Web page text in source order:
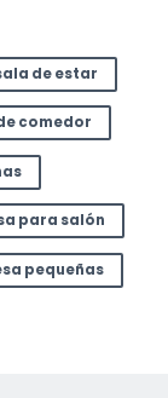
de estar
comedor
para salón
pequeñas